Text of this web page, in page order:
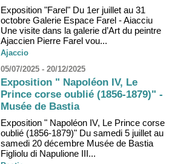
Exposition "Farel" Du 1er juillet au 31
octobre Galerie Espace Farel - Aiacciu
Une visite dans la galerie d’Art du peintre
Ajaccien Pierre Farel vou...
Ajaccio
05/07/2025 - 20/12/2025
Exposition " Napoléon IV, Le
Prince corse oublié (1856-1879)" -
Musée de Bastia
Exposition " Napoléon IV, Le Prince corse
oublié (1856-1879)" Du samedi 5 juillet au
samedi 20 décembre Musée de Bastia
Figliolu di Napulione III...